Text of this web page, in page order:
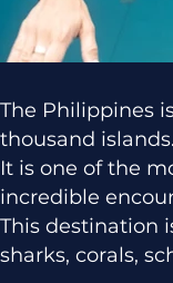
The Philippines
thousand islands.
It is one of the
incredible
This destination
sharks, corals,